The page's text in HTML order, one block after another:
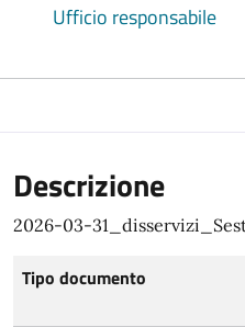
Ufficio responsabile
Descrizione
2026-03-
Tipo documento